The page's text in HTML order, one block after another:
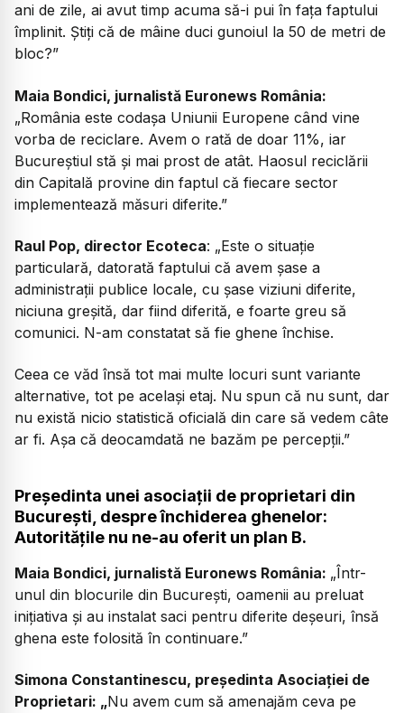
ani de zile, ai avut timp acuma să-i pui în fața faptului
împlinit. Știți că de mâine duci gunoiul la 50 de metri de
bloc?”
Maia Bondici, jurnalistă Euronews România:
„România este codașa Uniunii Europene când vine
vorba de reciclare. Avem o rată de doar 11%, iar
Bucureștiul stă și mai prost de atât. Haosul reciclării
din Capitală provine din faptul că fiecare sector
implementează măsuri diferite.”
Raul Pop, director Ecoteca: „Este o situație
particulară, datorată faptului că avem șase a
administrații publice locale, cu șase viziuni diferite,
niciuna greșită, dar fiind diferită, e foarte greu să
comunici. N-am constatat să fie ghene închise.
Ceea ce văd însă tot mai multe locuri sunt variante
alternative, tot pe același etaj. Nu spun că nu sunt, dar
nu există nicio statistică oficială din care să vedem câte
ar fi. Așa că deocamdată ne bazăm pe percepții.”
Președinta unei asociații de proprietari din
București, despre închiderea ghenelor:
Autoritățile nu ne-au oferit un plan B.
Maia Bondici, jurnalistă Euronews România: „Într-
unul din blocurile din București, oamenii au preluat
inițiativa și au instalat saci pentru diferite deșeuri, însă
ghena este folosită în continuare.”
Simona Constantinescu, președinta Asociației de
Proprietari: „Nu avem cum să amenajăm ceva pe